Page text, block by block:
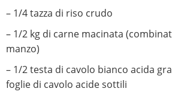
– 1/4 tazza di riso crudo
– 1/2 kg di carne macinata
manzo)
– 1/2 testa di cavolo bianco acida
foglie di cavolo acide sottili